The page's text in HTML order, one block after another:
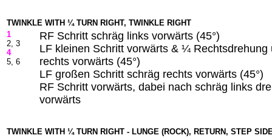
TWINKLE WITH ¼ TURN RIGHT, TWINKLE RIGHT
1
2, 3
4
5, 6
RF Schritt schräg links vorwärts (45°)
LF kleinen Schritt vorwärts & ¼ Rechtsdrehung
rechts vorwärts (45°)
LF großen Schritt schräg rechts vorwärts (45°)
RF Schritt vorwärts, dabei nach schräg links
vorwärts
TWINKLE WITH ¼ TURN RIGHT - LUNGE (ROCK), RETURN, STEP